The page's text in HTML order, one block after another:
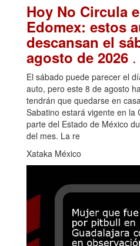
Hoy No Circula
Edomex: estos
descansan el
agosto de 2026
El sábado puede parecer el
auto, pero este 8 de agosto
tendrán que quedarse en
Sabatino estará vigente en la
parte del Estado de México
del mes. La re
Xataka México